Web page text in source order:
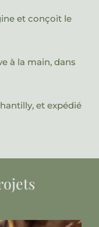
et conçoit le
à la main, dans
et expédié